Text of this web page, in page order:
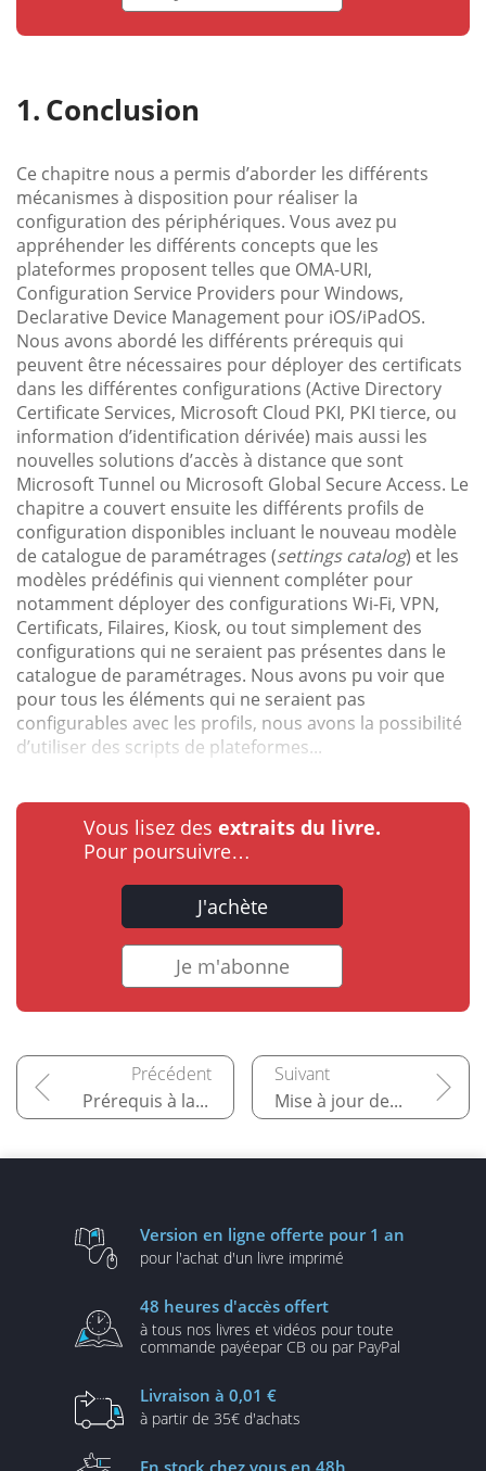
Conclusion
Ce chapitre nous a permis d’aborder les différents
mécanismes à disposition pour réaliser la
configuration des périphériques. Vous avez pu
appréhender les différents concepts que les
plateformes proposent telles que OMA-URI,
Configuration Service Providers pour Windows,
Declarative Device Management pour iOS/iPadOS.
Nous avons abordé les différents prérequis qui
peuvent être nécessaires pour déployer des certificats
dans les différentes configurations (Active Directory
Certificate Services, Microsoft Cloud PKI, PKI tierce, ou
information d’identification dérivée) mais aussi les
nouvelles solutions d’accès à distance que sont
Microsoft Tunnel ou Microsoft Global Secure Access. Le
chapitre a couvert ensuite les différents profils de
configuration disponibles incluant le nouveau modèle
de catalogue de paramétrages (settings catalog) et les
modèles prédéfinis qui viennent compléter pour
notamment déployer des configurations Wi-Fi, VPN,
Certificats, Filaires, Kiosk, ou tout simplement des
configurations qui ne seraient pas présentes dans le
catalogue de paramétrages. Nous avons pu voir que
pour tous les éléments qui ne seraient pas
configurables avec les profils, nous avons la possibilité
d’utiliser des scripts de plateformes...
Vous lisez des extraits du livre.
Pour poursuivre…
J'achète
Je m'abonne
Prérequis à la gestion des périphériques Mise à jour des périphériques
Version en ligne offerte pour 1 an
pour l'achat d'un livre imprimé
48 heures d'accès offert
à tous nos livres et vidéos pour toute
commande payéepar CB ou par PayPal
Livraison à 0,01 €
à partir de 35€ d'achats
En stock chez vous en 48h